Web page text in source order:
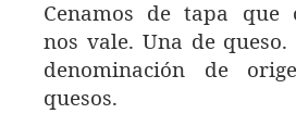
Cenamos de tapa que
nos vale. Una de queso.
denominación de
quesos.